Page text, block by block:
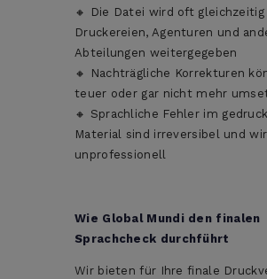
🔸 Die Datei wird oft gleichzeitig
Druckereien, Agenturen und
Abteilungen weitergegeben
🔸 Nachträgliche Korrekturen
teuer oder gar nicht mehr
🔸 Sprachliche Fehler im
Material sind irreversibel und
unprofessionell
Wie Global Mundi den finalen
Sprachcheck durchführt
Wir bieten für Ihre finale